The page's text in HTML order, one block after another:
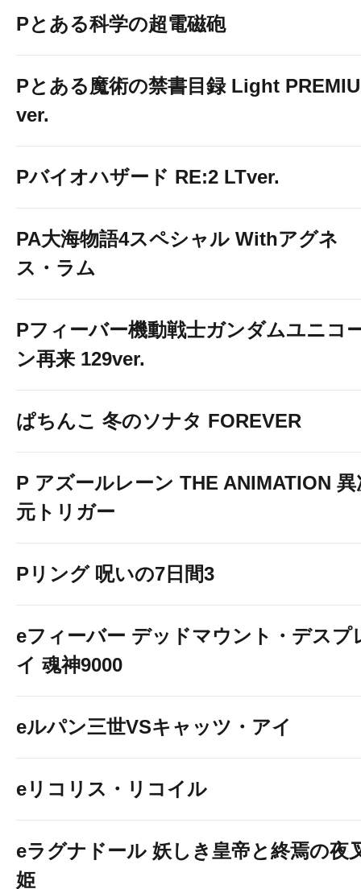
Pとある科学の超電磁砲
Pとある魔術の禁書目録 Light
ver.
Pバイオハザード RE:2 LTver.
PA大海物語4スペシャル Withアグネ
ス・ラム
Pフィーバー機動戦士ガンダムユニコ
ン再来 129ver.
ぱちんこ 冬のソナタ FOREVER
P アズールレーン THE ANIMATION 異
元トリガー
Pリング 呪いの7日間3
eフィーバー デッドマウント・デスプ
イ 魂神9000
eルパン三世VSキャッツ・アイ
eリコリス・リコイル
eラグナドール 妖しき皇帝と終焉の夜
姫